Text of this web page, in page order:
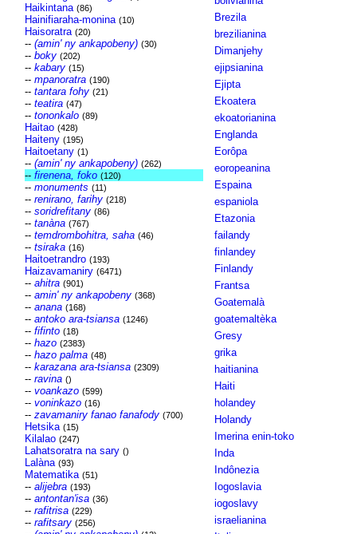
Haikintana (86)
Hainifiaraha-monina (10)
Haisoratra (20)
-- (amin' ny ankapobeny) (30)
-- boky (202)
-- kabary (15)
-- mpanoratra (190)
-- tantara fohy (21)
-- teatira (47)
-- tononkalo (89)
Haitao (428)
Haiteny (195)
Haitoetany (1)
-- (amin' ny ankapobeny) (262)
-- firenena, foko (120)
-- monuments (11)
-- renirano, farihy (218)
-- soridrefitany (86)
-- tanàna (767)
-- temdrombohitra, saha (46)
-- tsiraka (16)
Haitoetrandro (193)
Haizavamaniry (6471)
-- ahitra (901)
-- amin' ny ankapobeny (368)
-- anana (168)
-- antoko ara-tsiansa (1246)
-- fifinto (18)
-- hazo (2383)
-- hazo palma (48)
-- karazana ara-tsiansa (2309)
-- ravina ()
-- voankazo (599)
-- voninkazo (16)
-- zavamaniry fanao fanafody (700)
Hetsika (15)
Kilalao (247)
Lahatsoratra na sary ()
Lalàna (93)
Matematika (51)
-- alijebra (193)
-- antontan'isa (36)
-- rafitrisa (229)
-- rafitsary (256)
Brezila
brezilianina
Dimanjehy
ejipsianina
Ejipta
Ekoatera
ekoatorianina
Englanda
Eorôpa
eoropeanina
Espaina
espaniola
Etazonia
failandy
finlandey
Finlandy
Frantsa
Goatemalà
goatemaltèka
Gresy
grika
haitianina
Haiti
holandey
Holandy
Imerina enin-toko
Inda
Indônezia
Iogoslavia
iogoslavy
israelianina